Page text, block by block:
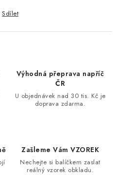
Sdílet
Výhodná přeprava napříč
ČR
U objednávek nad 30 tis. Kč je
doprava zdarma.
Zašleme Vám VZOREK
Nechejte si balíčkem zaslat
reálný vzorek obkladu.